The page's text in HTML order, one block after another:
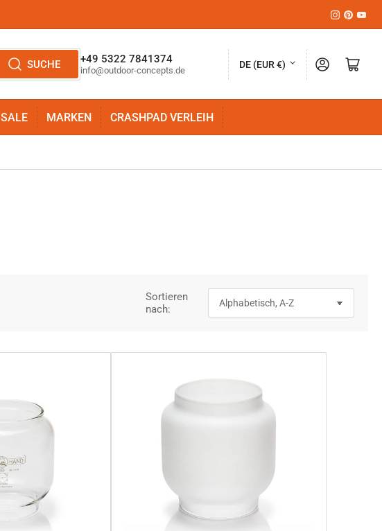
Instagram
Pinterest
SUCHE +49 5322 7841374
info@outdoor-concepts.de
L
n
R
DE (EUR €) AnmeldenMini-Warenkorb öffnen
SALE MARKEN CRASHPAD VERLEIH
Sortieren
nach: